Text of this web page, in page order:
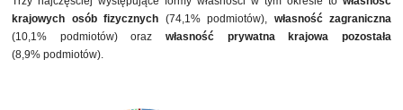
krajowych osób fizycznych (74,1% podmiotów), własność zagraniczna
(10,1% podmiotów) oraz własność prywatna krajowa pozostała
(8,9% podmiotów).